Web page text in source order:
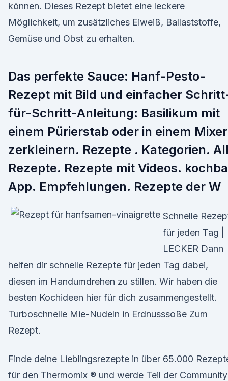
können. Dieses Rezept bietet eine leckere
Möglichkeit, um zusätzliches Eiweiß, Ballaststoffe,
Gemüse und Obst zu erhalten.
Das perfekte Sauce: Hanf-Pesto-
Rezept mit Bild und einfacher
für-Schritt-Anleitung: Basilikum mit
einem Pürierstab oder in einem Mixer
zerkleinern. Rezepte . Kategorien.
Rezepte. Rezepte mit Videos.
App. Empfehlungen. Rezepte der W
Schnelle
für jeden Tag |
LECKER Dann
helfen dir schnelle Rezepte für jeden Tag dabei,
diesen im Handumdrehen zu stillen. Wir haben die
besten Kochideen hier für dich zusammengestellt.
Turboschnelle Mie-Nudeln in Erdnusssoße Zum
Rezept.
Finde deine Lieblingsrezepte in über 65.000
für den Thermomix ® und werde Teil der